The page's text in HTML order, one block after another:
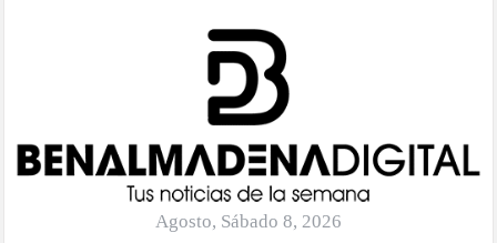
Agosto, Sábado 8, 2026